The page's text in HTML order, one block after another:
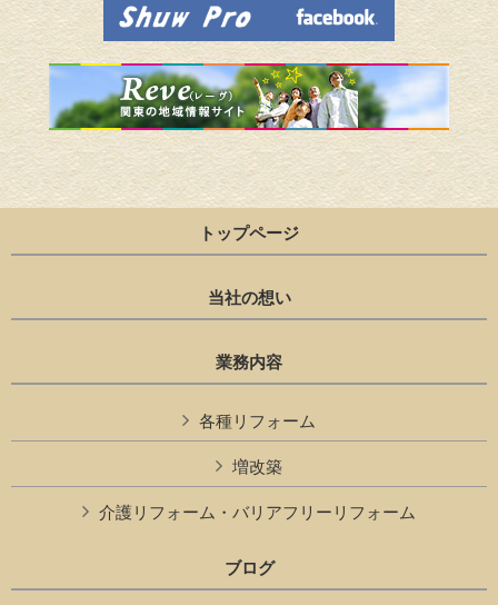
トップページ
当社の想い
業務内容
各種リフォーム
増改築
介護リフォーム・バリアフリーリフォーム
ブログ